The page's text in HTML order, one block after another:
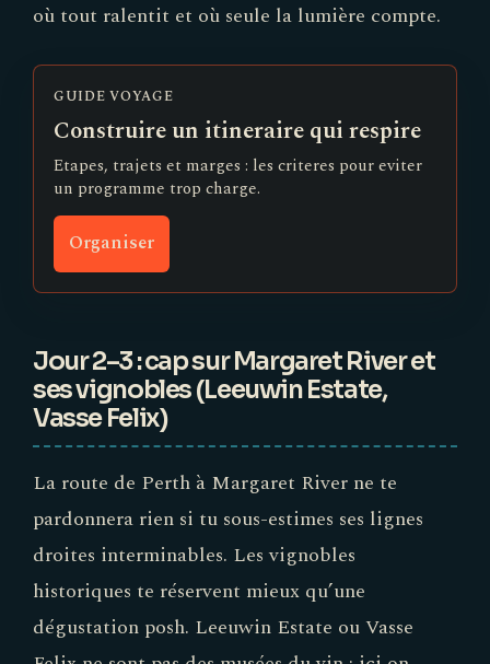
où tout ralentit et où seule la lumière compte.
GUIDE VOYAGE
Construire un itineraire qui respire
Etapes, trajets et marges : les criteres pour eviter
un programme trop charge.
Organiser
Jour 2–3 : cap sur Margaret River et
ses vignobles (Leeuwin Estate,
Vasse Felix)
La route de Perth à Margaret River ne te
pardonnera rien si tu sous-estimes ses lignes
droites interminables. Les vignobles
historiques te réservent mieux qu’une
dégustation posh. Leeuwin Estate ou Vasse